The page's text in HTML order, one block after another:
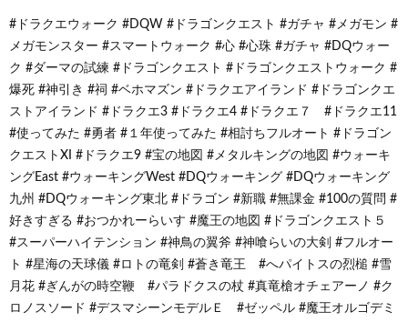
#ドラクエウォーク #DQW #ドラゴンクエスト #ガチャ #メガモン #
メガモンスター #スマートウォーク #心 #心珠 #ガチャ #DQウォー
ク #ダーマの試練 #ドラゴンクエスト #ドラゴンクエストウォーク #
爆死 #神引き #祠 #ベホマズン #ドラクエアイランド #ドラゴンクエ
ストアイランド #ドラクエ3 #ドラクエ4 #ドラクエ７ #ドラクエ11
#使ってみた #勇者 #１年使ってみた #相討ちフルオート #ドラゴン
クエストXI #ドラクエ9 #宝の地図 #メタルキングの地図 #ウォーキ
ングEast #ウォーキングWest #DQウォーキング #DQウォーキング
九州 #DQウォーキング東北 #ドラゴン #新職 #無課金 #100の質問 #
好きすぎる #おつかれーらいす #魔王の地図 #ドラゴンクエスト５
#スーパーハイテンション #神鳥の翼斧 #神喰らいの大剣 #フルオー
ト #星海の天球儀 #ロトの竜剣 #蒼き竜王 #へパイトスの烈槌 #雪
月花 #ぎんがの時空鞭 #パラドクスの杖 #真竜槍オチェアーノ #ク
ロノスソード #デスマシーンモデルＥ #ゼッペル #魔王オルゴデミ